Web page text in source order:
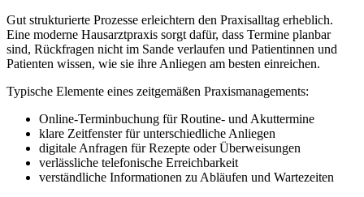
Gut strukturierte Prozesse erleichtern den Praxisalltag erheblich.
Eine moderne Hausarztpraxis sorgt dafür, dass Termine planbar
sind, Rückfragen nicht im Sande verlaufen und Patientinnen und
Patienten wissen, wie sie ihre Anliegen am besten einreichen.
Typische Elemente eines zeitgemäßen Praxismanagements:
Online-Terminbuchung für Routine- und Akuttermine
klare Zeitfenster für unterschiedliche Anliegen
digitale Anfragen für Rezepte oder Überweisungen
verlässliche telefonische Erreichbarkeit
verständliche Informationen zu Abläufen und Wartezeiten